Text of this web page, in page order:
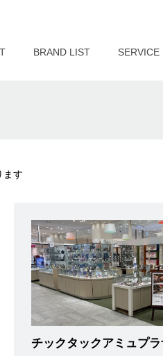
BRAND LIST SERVICE
ます
チックタックアミュプ